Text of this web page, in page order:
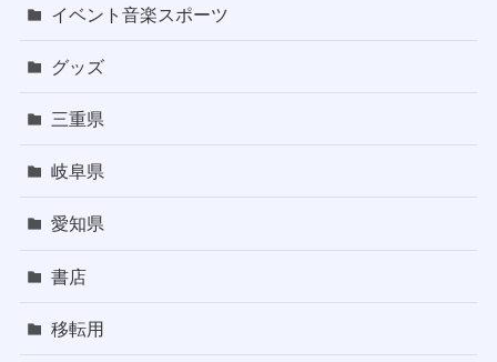
イベント音楽スポーツ
グッズ
三重県
岐阜県
愛知県
書店
移転用